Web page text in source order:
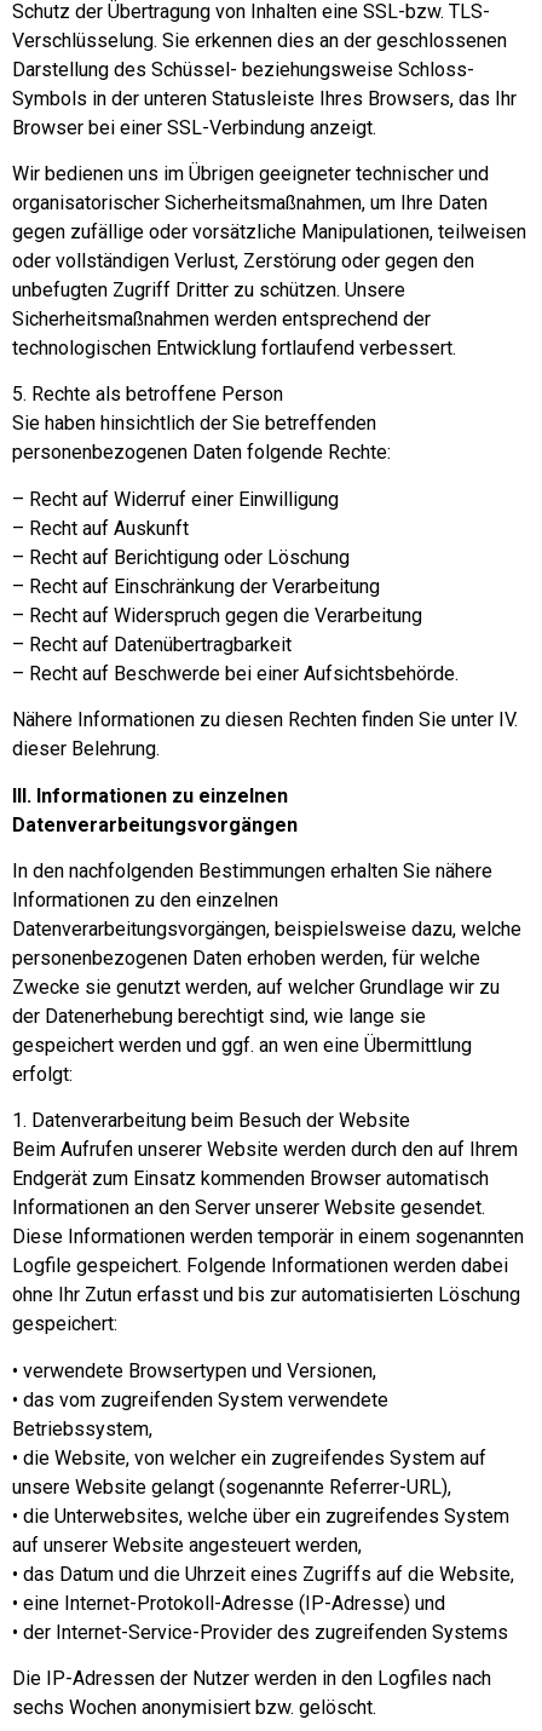
Schutz der Übertragung von Inhalten eine SSL-bzw. TLS-
Verschlüsselung. Sie erkennen dies an der geschlossenen
Darstellung des Schüssel- beziehungsweise Schloss-
Symbols in der unteren Statusleiste Ihres Browsers, das Ihr
Browser bei einer SSL-Verbindung anzeigt.
Wir bedienen uns im Übrigen geeigneter technischer und
organisatorischer Sicherheitsmaßnahmen, um Ihre Daten
gegen zufällige oder vorsätzliche Manipulationen, teilweisen
oder vollständigen Verlust, Zerstörung oder gegen den
unbefugten Zugriff Dritter zu schützen. Unsere
Sicherheitsmaßnahmen werden entsprechend der
technologischen Entwicklung fortlaufend verbessert.
5. Rechte als betroffene Person
Sie haben hinsichtlich der Sie betreffenden
personenbezogenen Daten folgende Rechte:
– Recht auf Widerruf einer Einwilligung
– Recht auf Auskunft
– Recht auf Berichtigung oder Löschung
– Recht auf Einschränkung der Verarbeitung
– Recht auf Widerspruch gegen die Verarbeitung
– Recht auf Datenübertragbarkeit
– Recht auf Beschwerde bei einer Aufsichtsbehörde.
Nähere Informationen zu diesen Rechten finden Sie unter IV.
dieser Belehrung.
III. Informationen zu einzelnen
Datenverarbeitungsvorgängen
In den nachfolgenden Bestimmungen erhalten Sie nähere
Informationen zu den einzelnen
Datenverarbeitungsvorgängen, beispielsweise dazu, welche
personenbezogenen Daten erhoben werden, für welche
Zwecke sie genutzt werden, auf welcher Grundlage wir zu
der Datenerhebung berechtigt sind, wie lange sie
gespeichert werden und ggf. an wen eine Übermittlung
erfolgt:
1. Datenverarbeitung beim Besuch der Website
Beim Aufrufen unserer Website werden durch den auf Ihrem
Endgerät zum Einsatz kommenden Browser automatisch
Informationen an den Server unserer Website gesendet.
Diese Informationen werden temporär in einem sogenannten
Logfile gespeichert. Folgende Informationen werden dabei
ohne Ihr Zutun erfasst und bis zur automatisierten Löschung
gespeichert:
• verwendete Browsertypen und Versionen,
• das vom zugreifenden System verwendete
Betriebssystem,
• die Website, von welcher ein zugreifendes System auf
unsere Website gelangt (sogenannte Referrer-URL),
• die Unterwebsites, welche über ein zugreifendes System
auf unserer Website angesteuert werden,
• das Datum und die Uhrzeit eines Zugriffs auf die Website,
• eine Internet-Protokoll-Adresse (IP-Adresse) und
• der Internet-Service-Provider des zugreifenden Systems
Die IP-Adressen der Nutzer werden in den Logfiles nach
sechs Wochen anonymisiert bzw. gelöscht.